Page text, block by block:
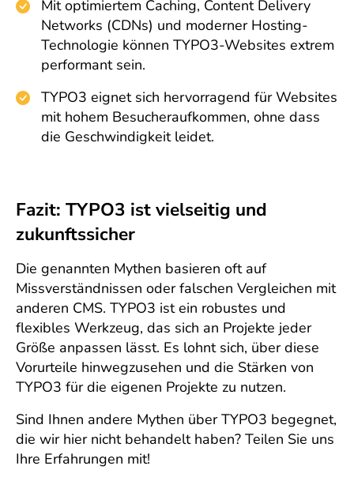
Mit optimiertem Caching, Content Delivery
Networks (CDNs) und moderner Hosting-
Technologie können TYPO3-Websites extrem
performant sein.
TYPO3 eignet sich hervorragend für Websites
mit hohem Besucheraufkommen, ohne dass
die Geschwindigkeit leidet.
Fazit: TYPO3 ist vielseitig und
zukunftssicher
Die genannten Mythen basieren oft auf
Missverständnissen oder falschen Vergleichen mit
anderen CMS. TYPO3 ist ein robustes und
flexibles Werkzeug, das sich an Projekte jeder
Größe anpassen lässt. Es lohnt sich, über diese
Vorurteile hinwegzusehen und die Stärken von
TYPO3 für die eigenen Projekte zu nutzen.
Sind Ihnen andere Mythen über TYPO3 begegnet,
die wir hier nicht behandelt haben? Teilen Sie uns
Ihre Erfahrungen mit!